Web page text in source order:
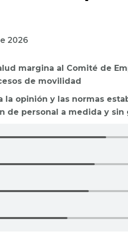
2026
margina al Comité de
de movilidad
la opinión y las normas
de personal a medida y sin